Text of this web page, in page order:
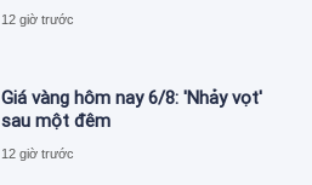
12 giờ trước
Giá vàng hôm nay 6/8: 'Nhảy vọt'
sau một đêm
12 giờ trước